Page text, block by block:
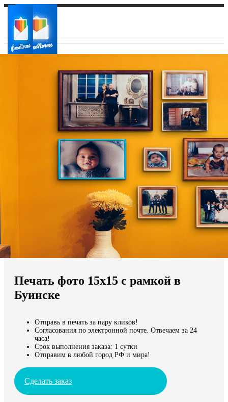
Ваш регион доставки
Выберите из списка:
Мы доставляем по всему миру
Продолжить без города
Печать фото 15х15 с рамкой в
Буинске
Отправь в печать за пару кликов!
Согласования по электронной почте. Отвечаем за 24
часа!
Срок выполнения заказа: 1 сутки
Отправим в любой город РФ и мира!
Сделать заказ